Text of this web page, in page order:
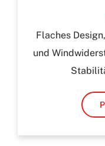
Flaches
und